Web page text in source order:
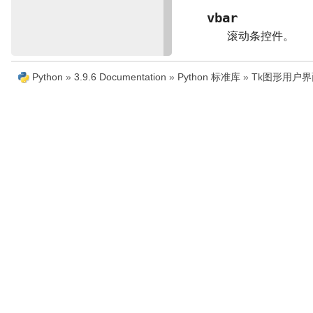
vbar
滚动条控件。
Python » 3.9.6 Documentation » Python 标准库 » Tk图形用户